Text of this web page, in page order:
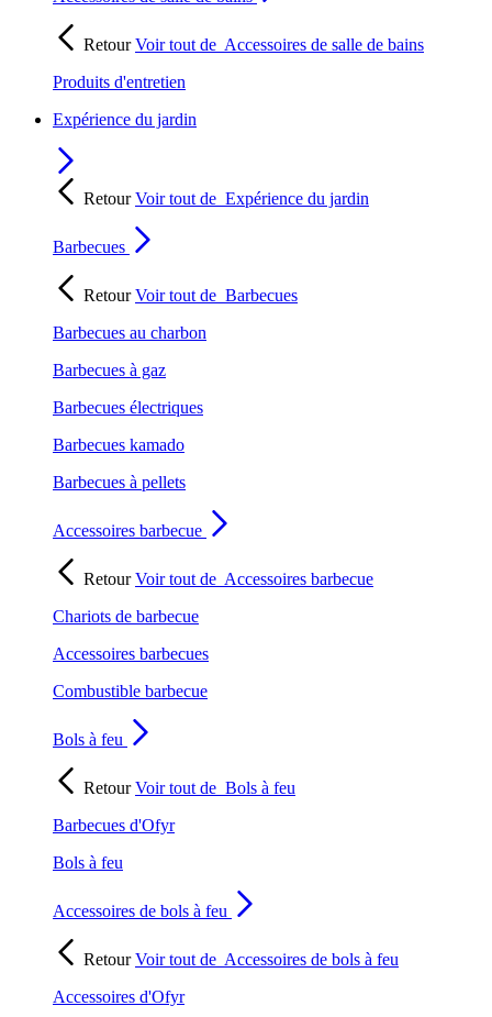
RetourVoir tout de Accessoires de salle de bains
Produits d'entretien
Expérience du jardin
RetourVoir tout de Expérience du jardin
Barbecues
RetourVoir tout de Barbecues
Barbecues au charbon
Barbecues à gaz
Barbecues électriques
Barbecues kamado
Barbecues à pellets
Accessoires barbecue
RetourVoir tout de Accessoires barbecue
Chariots de barbecue
Accessoires barbecues
Combustible barbecue
Bols à feu
RetourVoir tout de Bols à feu
Barbecues d'Ofyr
Bols à feu
Accessoires de bols à feu
RetourVoir tout de Accessoires de bols à feu
Accessoires d'Ofyr